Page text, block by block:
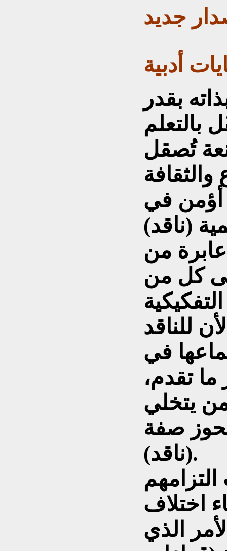
جديد
أدبية
بقدر
بالتعلم
تُصقل
أؤمن في
(ناقد)
من
كل من
للناقد
في
تقدم،
يتخلي
صفة
(ناقد).
اختلاف
الذي